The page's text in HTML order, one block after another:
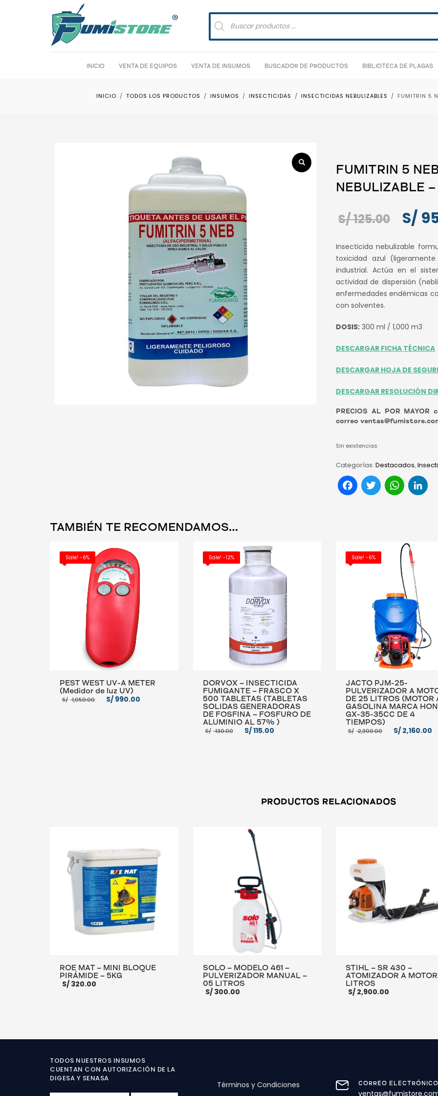
Búsqueda
productos
INICIO VENTA DE EQUIPOS VENTA DE INSUMOS BUSCADOR DE PRODUCTOS BIBLIOTECA DE PLAGAS
INICIO TODOS LOS PRODUCTOS INSUMOS INSECTICIDAS INSECTICIDAS NEBULIZABLES FUMITRIN 5
FUMITRIN 5
NEBULIZABLE
S/125.00
El
era:
S/
S/
Insecticida nebulizable
toxicidad azul
industrial. Actúa en el
actividad de dispersión
enfermedades endémicas
con solventes.
DOSIS: 300 ml / 1,000 m3
DESCARGAR FICHA TÉCNICA
DESCARGAR HOJA DE
DESCARGAR RESOLUCIÓN
PRECIOS AL POR
correo
Sin existencias
Categorías: Destacados,
Facebook
Twitter
TAMBIÉN TE RECOMENDAMOS…
Sale! -6%
PEST WEST UV-A METER
(Medidor de luz UV)
S/ 1,050.00 El
precio
S/ 990.00
Sale! -12%
DORVOX – INSECTICIDA
FUMIGANTE – FRASCO X
500 TABLETAS (TABLETAS
SOLIDAS GENERADORAS
DE FOSFINA – FOSFURO DE
ALUMINIO AL 57% )
S/ 130.00 El
precio
S/115.00
Sale! -6%
JACTO PJM-25-
PULVERIZADOR A
DE 25 LITROS (MOTOR
GASOLINA MARCA
GX-35-35CC DE 4
TIEMPOS)
S/ 2,300.00 El
precio
S/ 2,160.00
PRODUCTOS RELACIONADOS
ROE MAT – MINI BLOQUE
PIRÁMIDE – 5KG
S/ 320.00
SOLO – MODELO 461 –
PULVERIZADOR MANUAL –
05 LITROS
S/300.00
STIHL – SR 430 –
ATOMIZADOR A
LITROS
S/ 2,900.00
TODOS NUESTROS INSUMOS
CUENTAN CON AUTORIZACIÓN DE LA
DIGESA Y SENASA
Términos y Condiciones CORREO ELECTRÓNICO